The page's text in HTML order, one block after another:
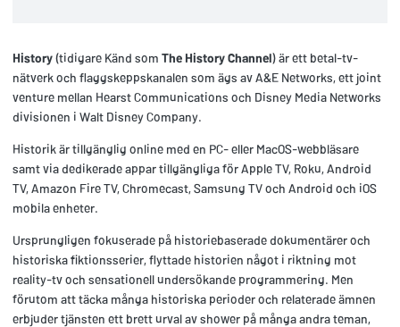
History(tidigare Känd som The History Channel) är ett betal-tv-
nätverk och flaggskeppskanalen som ägs av A&E Networks, ett joint
venture mellan Hearst Communications och Disney Media Networks
divisionen i Walt Disney Company.
Historik är tillgänglig online med en PC- eller MacOS-webbläsare
samt via dedikerade appar tillgängliga för Apple TV, Roku, Android
TV, Amazon Fire TV, Chromecast, Samsung TV och Android och iOS
mobila enheter.
Ursprungligen fokuserade på historiebaserade dokumentärer och
historiska fiktionsserier, flyttade historien något i riktning mot
reality-tv och sensationell undersökande programmering. Men
förutom att täcka många historiska perioder och relaterade ämnen
erbjuder tjänsten ett brett urval av shower på många andra teman,